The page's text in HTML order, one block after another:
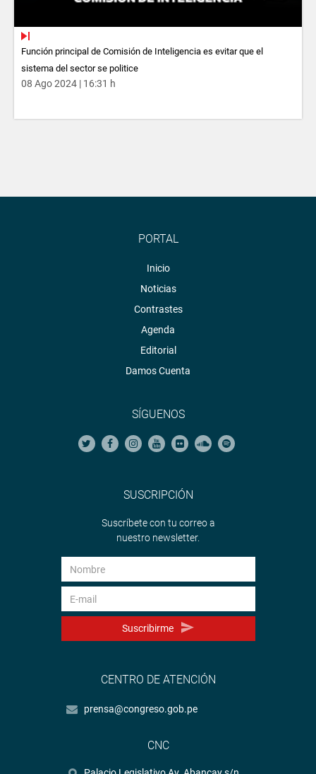
Función principal de Comisión de Inteligencia es evitar que el
sistema del sector se politice
08 Ago 2024 | 16:31 h
PORTAL
Inicio
Noticias
Contrastes
Agenda
Editorial
Damos Cuenta
SÍGUENOS
SUSCRIPCIÓN
Suscríbete con tu correo a
nuestro newsletter.
Suscribirme
CENTRO DE ATENCIÓN
prensa@congreso.gob.pe
CNC